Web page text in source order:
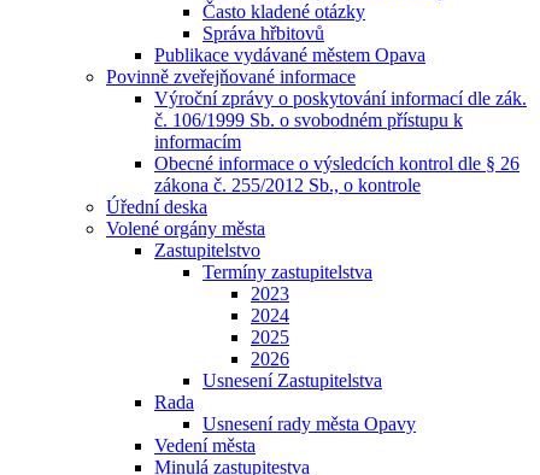
Často kladené otázky
Správa hřbitovů
Publikace vydávané městem Opava
Povinně zveřejňované informace
Výroční zprávy o poskytování informací dle zák.
č. 106/1999 Sb. o svobodném přístupu k
informacím
Obecné informace o výsledcích kontrol dle § 26
zákona č. 255/2012 Sb., o kontrole
Úřední deska
Volené orgány města
Zastupitelstvo
Termíny zastupitelstva
2023
2024
2025
2026
Usnesení Zastupitelstva
Rada
Usnesení rady města Opavy
Vedení města
Minulá zastupitestva